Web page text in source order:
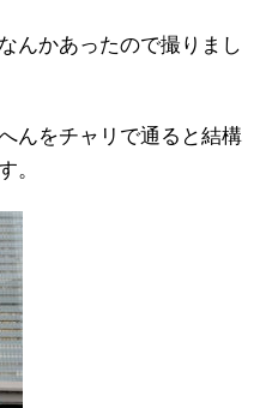
んかあったので撮りまし
んをチャリで通ると結構
。